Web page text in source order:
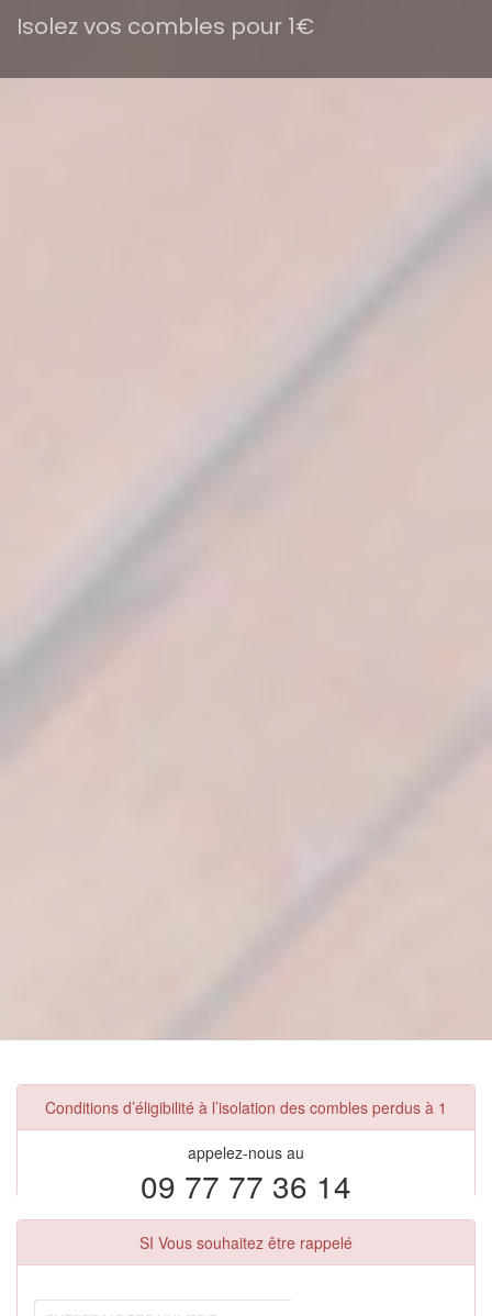
Isolez vos combles pour 1€
Conditions d’éligibilité à l’isolation des combles perdus à 1
appelez-nous au
09 77 77 36 14
SI Vous souhaitez être rappelé